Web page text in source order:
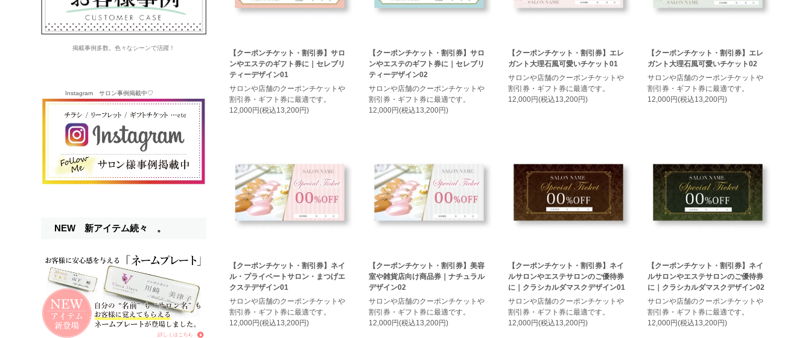
【クーポンチケット・割引券】サロ
ンやエステのギフト券に｜セレブリ
ティーデザイン01
サロンや店舗のクーポンチケットや
割引券・ギフト券に最適です。
12,000円(税込13,200円)
【クーポンチケット・割引券】サロ
ンやエステのギフト券に｜セレブリ
ティーデザイン02
サロンや店舗のクーポンチケットや
割引券・ギフト券に最適です。
12,000円(税込13,200円)
【クーポンチケット・割引券】エレ
ガント大理石風可愛いチケット01
サロンや店舗のクーポンチケットや
割引券・ギフト券に最適です。
12,000円(税込13,200円)
【クーポンチケット・割引券】エレ
ガント大理石風可愛いチケット02
サロンや店舗のクーポンチケットや
割引券・ギフト券に最適です。
12,000円(税込13,200円)
【クーポンチケット・割引券】ネイ
ル・プライベートサロン・まつげエ
クステデザイン01
サロンや店舗のクーポンチケットや
割引券・ギフト券に最適です。
12,000円(税込13,200円)
【クーポンチケット・割引券】美容
室や雑貨店向け商品券｜ナチュラル
デザイン02
サロンや店舗のクーポンチケットや
割引券・ギフト券に最適です。
12,000円(税込13,200円)
【クーポンチケット・割引券】ネイ
ルサロンやエステサロンのご優待券
に｜クラシカルダマスクデザイン01
サロンや店舗のクーポンチケットや
割引券・ギフト券に最適です。
12,000円(税込13,200円)
【クーポンチケット・割引券】ネイ
ルサロンやエステサロンのご優待券
に｜クラシカルダマスクデザイン02
サロンや店舗のクーポンチケットや
割引券・ギフト券に最適です。
12,000円(税込13,200円)
掲載事例多数。色々なシーンで活躍！
Instagram サロン事例掲載中♡
NEW 新アイテム続々 。